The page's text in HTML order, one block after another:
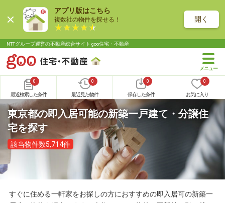
アプリ版はこちら
複数社の物件を探せる！ 開く
NTTグループ運営の不動産総合サイト goo住宅・不動産
0
最近検索した条件
0
最近見た物件
0
保存した条件
0
お気に入り
東京都の即入居可能の新築一戸建て・分譲住
宅を探す
該当物件数5,714件
すぐに住める一軒家をお探しの方におすすめの即入居可の新築一